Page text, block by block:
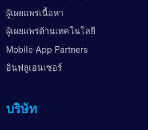
ผู้เผยแพร่เนื้อหา
ผู้เผยแพร่ด้านเทคโนโลยี
Mobile App Partners
อินฟลูเอนเซอร์
บริษัท